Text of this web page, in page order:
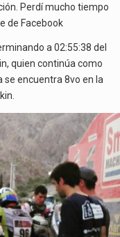
Perdí mucho tiempo
de Facebook
a 02:55:38 del
quien continúa como
se encuentra 8vo en la